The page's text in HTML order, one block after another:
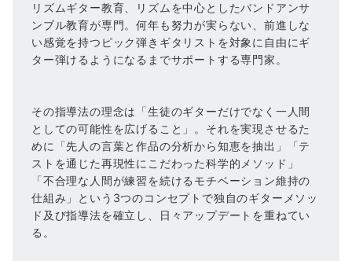
リズムギター教育、リズムを中心としたバンドアンサ
ンブル教育が専門。何年も努力が実らない、前進しな
い感覚を持つピック弾きギタリストを対象に自由にギ
ター弾けるようになるまでサポートする専門家。
その指導法の理念は「生徒のギターだけでなく一人間
としての可能性を広げること」。それを実現させるた
めに「先人の言葉と作品の分析から知恵を抽出」「テ
ストを通じた再現性にこだわった科学的メソッド」
「不合理な人間が練習を続けるモチベーション維持の
仕組み」という3つのコンセプトで独自のギターメソッ
ド及び指導法を確立し、日々アップデートを重ねてい
る。